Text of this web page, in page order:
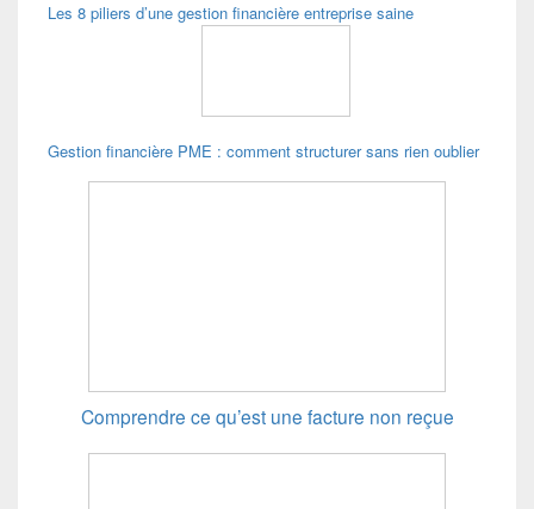
Les 8 piliers d’une gestion financière entreprise saine
Gestion financière PME : comment structurer sans rien oublier
Comprendre ce qu’est une facture non reçue